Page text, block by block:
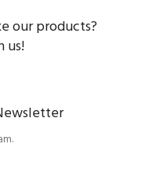
our products?
us!